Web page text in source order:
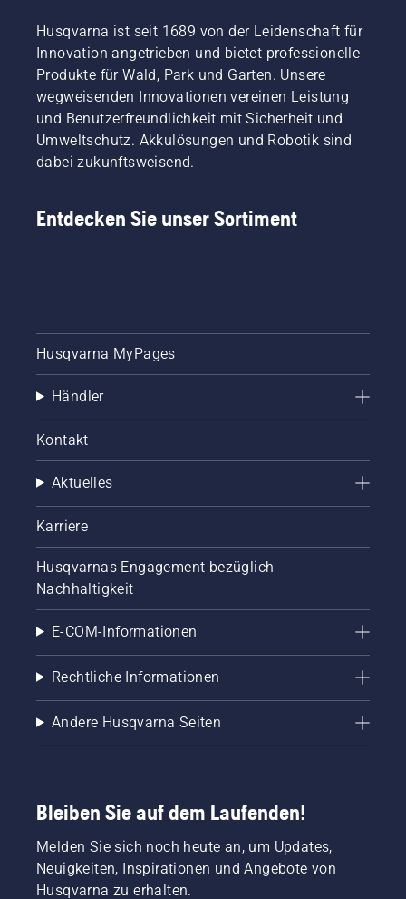
Husqvarna ist seit 1689 von der Leidenschaft für
Innovation angetrieben und bietet professionelle
Produkte für Wald, Park und Garten. Unsere
wegweisenden Innovationen vereinen Leistung
und Benutzerfreundlichkeit mit Sicherheit und
Umweltschutz. Akkulösungen und Robotik sind
dabei zukunftsweisend.
Entdecken Sie unser Sortiment
Husqvarna MyPages
Händler
Kontakt
Aktuelles
Karriere
Husqvarnas Engagement bezüglich
Nachhaltigkeit
E-COM-Informationen
Rechtliche Informationen
Andere Husqvarna Seiten
Bleiben Sie auf dem Laufenden!
Melden Sie sich noch heute an, um Updates,
Neuigkeiten, Inspirationen und Angebote von
Husqvarna zu erhalten.